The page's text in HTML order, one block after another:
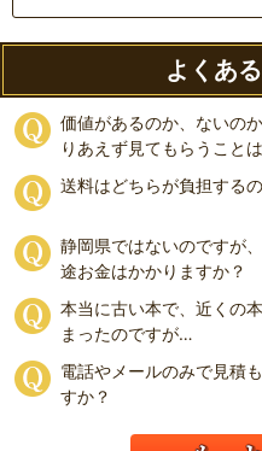
よくあ
価値があるのか、ないの
りあえず見てもらうこと
送料はどちらが負担する
静岡県ではないのですが
途お金はかかりますか？
本当に古い本で、近くの
まったのですが…
電話やメールのみで見積
すか？